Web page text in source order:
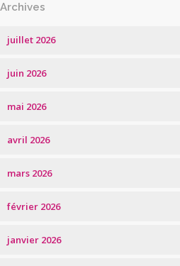
Archives
juillet 2026
juin 2026
mai 2026
avril 2026
mars 2026
février 2026
janvier 2026